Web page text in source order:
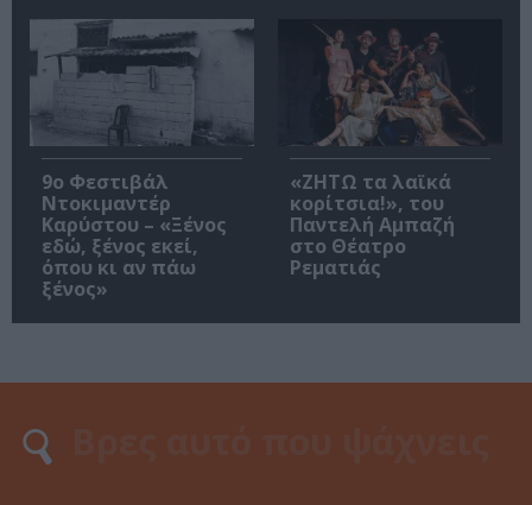
9ο Φεστιβάλ
Ντοκιμαντέρ
Καρύστου – «Ξένος
εδώ, ξένος εκεί,
όπου κι αν πάω
ξένος»
«ΖΗΤΩ τα λαϊκά
κορίτσια!», του
Παντελή Αμπαζή
στο Θέατρο
Ρεματιάς